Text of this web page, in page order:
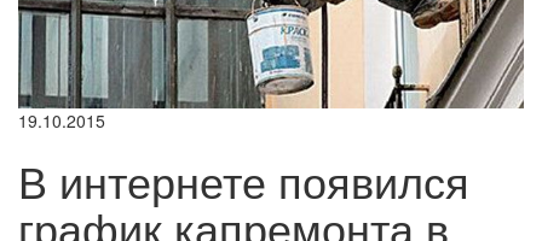
19.10.2015
В интернете появился
график капремонта в